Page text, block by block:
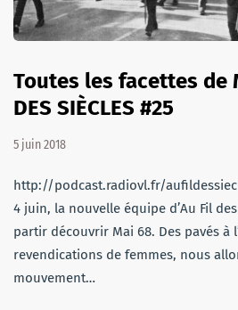
Toutes les facettes de
DES SIÈCLES #25
5 juin 2018
http://podcast.radiovl.fr/
4 juin, la nouvelle équipe d’Au Fil
partir découvrir Mai 68. Des pavés à
revendications de femmes, nous
mouvement…